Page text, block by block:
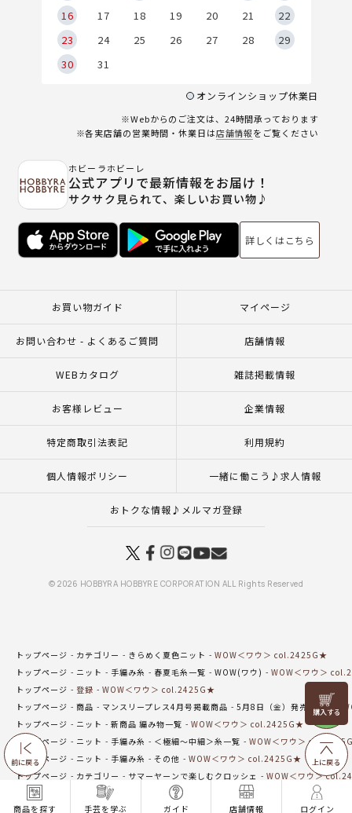
商品を探す 手芸を学ぶ ガイド 店舗情報 ログイン
前に戻る
リリヤン
フェア
上に戻る
16
17 18 19 20 21
22
23
24 25 26 27 28
29
30
31
オンラインショップ休業日
※Webからのご注文は、24時間承っております
※各実店舗の営業時間・休業日は店舗情報をご覧ください
ホビーラホビーレ
公式アプリで最新情報をお届け！
サクサク見られて、楽しいお買い物♪
詳しくはこちら
お買い物ガイド マイページ
お問い合わせ - よくあるご質問 店舗情報
WEBカタログ 雑誌掲載情報
お客様レビュー 企業情報
特定商取引法表記 利用規約
個人情報ポリシー 一緒に働こう♪求人情報
おトクな情報♪メルマガ登録
© 2026 HOBBYRA HOBBYRE CORPORATION ALL Rights Reserved
トップページ カテゴリー きらめく夏色ニット
WOW＜ワウ＞ col.2425G★
トップページ
ニット 手編み糸 春夏毛糸一覧 WOW(ワウ)
WOW＜ワウ＞
トップページ
登録
WOW＜ワウ＞ col.2425G★
トップページ
商品 マンスリープレス4月号掲載商品 5月8日（金）発売の商品
トップページ
ニット 新商品 編み物一覧
WOW＜ワウ＞ col.2425G★
トップページ
ニット 手編み糸 ＜極細～中細＞糸一覧
WOW＜ワウ＞
トップページ
ニット 手編み糸 その他
WOW＜ワウ＞ col.2425G★
トップページ
カテゴリー サマーヤーンで楽しむクロッシェ
WOW＜ワウ＞
トップページ
カテゴリー 初夏のおでかけニット
WOW＜ワウ＞ col.2425G★
トップページ
特集一覧 ニットコレクション WOW＜ワウ＞ col.2425G★